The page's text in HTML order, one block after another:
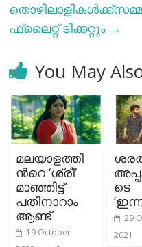
ഫ്ലൈറ്റ് ടിക്കറ്റും →
You May
മലയാളത്തി
ന്‍റെ ‘ശ്രീ’
മാഞ്ഞിട്ട്
പതിനാറാം
ആണ്ട്
19 October
ടെ
29
2021